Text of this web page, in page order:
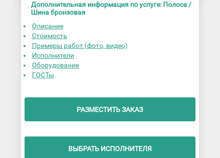
Дополнительная информация по услуге: Полоса /
Шина бронзовая
Описание
Стоимость
Примеры работ (фото, видео)
Исполнители
Оборудование
ГОСТы
РАЗМЕСТИТЬ ЗАКАЗ
ВЫБРАТЬ ИСПОЛНИТЕЛЯ